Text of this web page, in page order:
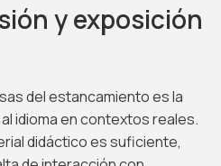
y exposición
del estancamiento es la
idioma en contextos reales.
didáctico es suficiente,